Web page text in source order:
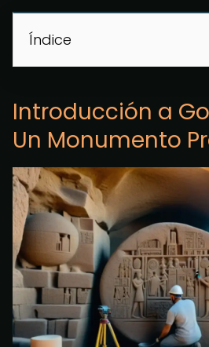
Índice
Introducción a
Un Monumento